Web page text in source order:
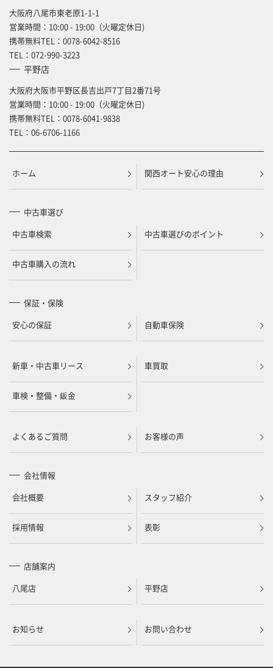
大阪府八尾市東老原1-1-1
営業時間：10:00 - 19:00（火曜定休日)
携帯無料TEL： 0078-6042-8516
TEL： 072-990-3223
平野店
大阪府大阪市平野区長吉出戸7丁目2番71号
営業時間：10:00 - 19:00（火曜定休日)
携帯無料TEL： 0078-6041-9838
TEL： 06-6706-1166
ホーム 関西オート安心の理由
中古車選び
中古車検索
中古車選びのポイント
中古車購入の流れ
保証・保険
安心の保証
自動車保険
新車・中古車リース 車買取
車検・整備・鈑金
よくあるご質問 お客様の声
会社情報
会社概要
スタッフ紹介
採用情報 表彰
店舗案内
八尾店
平野店
お知らせ お問い合わせ